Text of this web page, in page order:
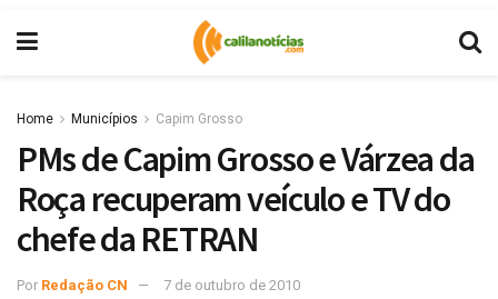
Home Municípios Capim Grosso
PMs de Capim Grosso e Várzea da
Roça recuperam veículo e TV do
chefe da RETRAN
Por Redação CN 7 de outubro de 2010